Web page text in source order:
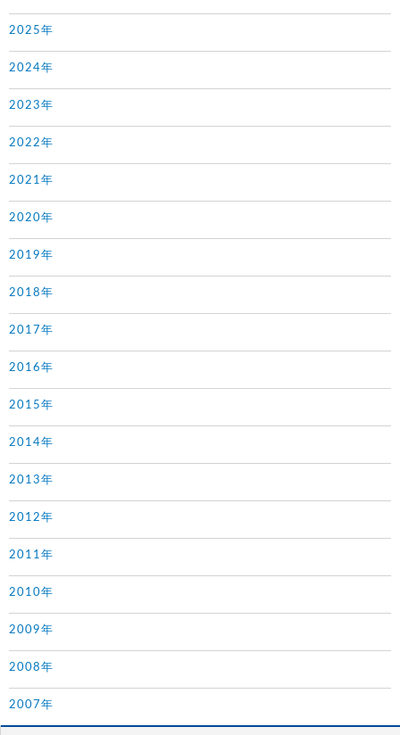
2025年
2024年
2023年
2022年
2021年
2020年
2019年
2018年
2017年
2016年
2015年
2014年
2013年
2012年
2011年
2010年
2009年
2008年
2007年